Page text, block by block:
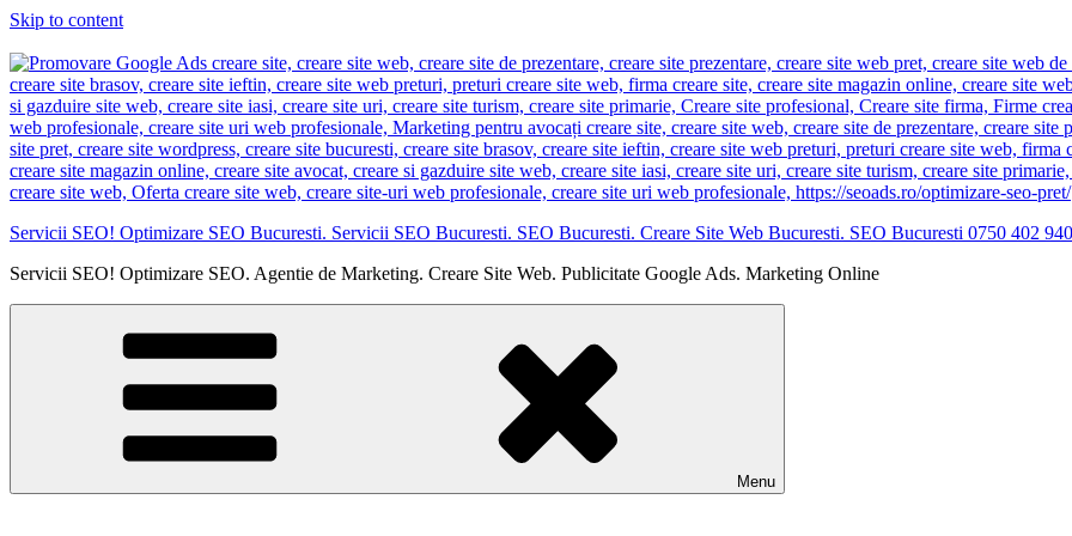
Skip to content
Servicii SEO! Optimizare SEO Bucuresti. Servicii SEO Bucuresti. SEO Bucuresti. Creare Site Web Bucuresti. SEO Bucuresti 0750 402 940
Servicii SEO! Optimizare SEO. Agentie de Marketing. Creare Site Web. Publicitate Google Ads. Marketing Online
Menu